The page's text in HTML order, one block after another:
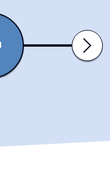
ואתחנן
Next